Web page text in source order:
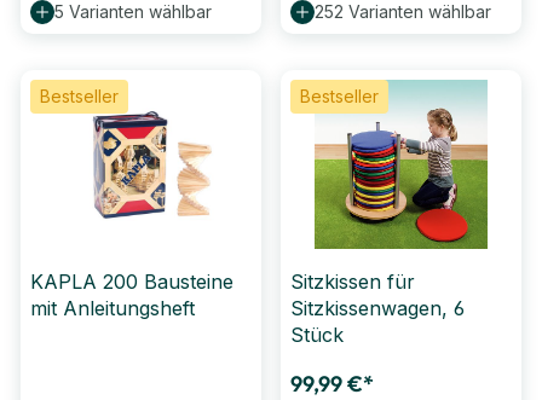
5 Varianten wählbar 252 Varianten wählbar
Bestseller
KAPLA 200 Bausteine
mit Anleitungsheft
Bestseller
Sitzkissen für
Sitzkissenwagen, 6
Stück
99,99 €*